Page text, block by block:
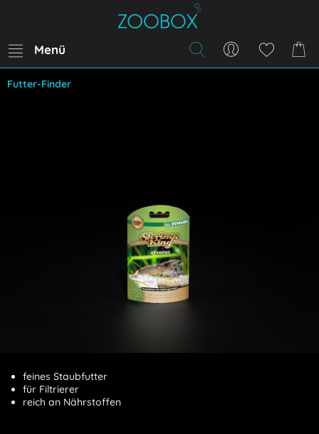
Menü
Futter-Finder
feines Staubfutter
für Filtrierer
reich an Nährstoffen